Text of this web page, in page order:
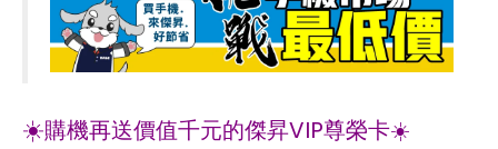
☀️購機再送價值千元的傑昇VIP尊榮卡☀️